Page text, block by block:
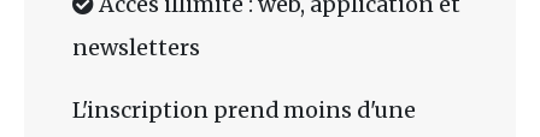
newsletters
L'inscription prend moins d'une